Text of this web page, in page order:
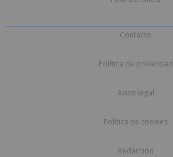
Contacto
Política de privacidad
Aviso legal
Política de cookies
Redacción